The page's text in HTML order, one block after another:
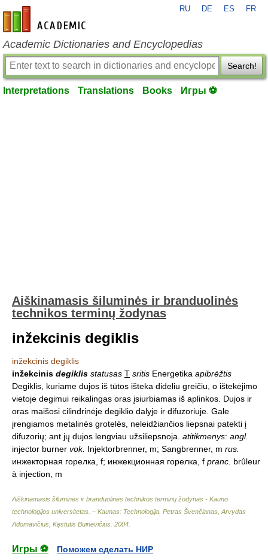
en-academic.com
RU DE ES FR
Academic Dictionaries and Encyclopedias
Search!
Interpretations Translations Books Игры ⚽
Aiškinamasis šiluminės ir branduolinės
technikos terminų žodynas
inžekcinis degiklis
inžekcinis degiklis
inžekcinis degiklis statusas T sritis Energetika apibrėžtis
Degiklis, kuriame dujos iš tūtos išteka dideliu greičiu, o ištekėjimo
vietoje degimui reikalingas oras įsiurbiamas iš aplinkos. Dujos ir
oras maišosi cilindrinėje degiklio dalyje ir difuzoriuje. Gale
įrengiamos metalinės grotelės, neleidžiančios liepsnai patekti į
difuzorių; ant jų dujos lengviau užsiliepsnoja. atitikmenys: angl.
injector burner vok. Injektorbrenner, m; Sangbrenner, m rus.
инжекторная горелка, f; инжекционная горелка, f pranc. brûleur
à injection, m
Aiškinamasis šiluminės ir branduolinės technikos terminų žodynas - Kauno
technologijos universitetas. – Kaunas: Technologija Petras Švenčianas, Arvydas
Adomavičius, Kęstutis Buinevičius 2004
Игры ⚽
Поможем сделать НИР